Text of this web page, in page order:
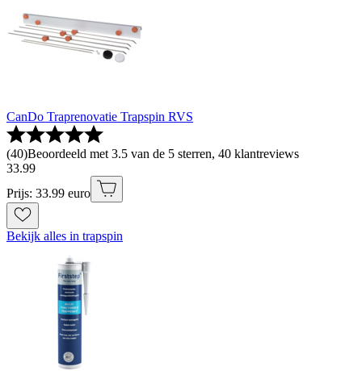
CanDo Traprenovatie Trapspin RVS
(40)Beoordeeld met 3.5 van de 5 sterren, 40 klantreviews
33.99
Prijs: 33.99 euro
Bekijk alles in trapspin